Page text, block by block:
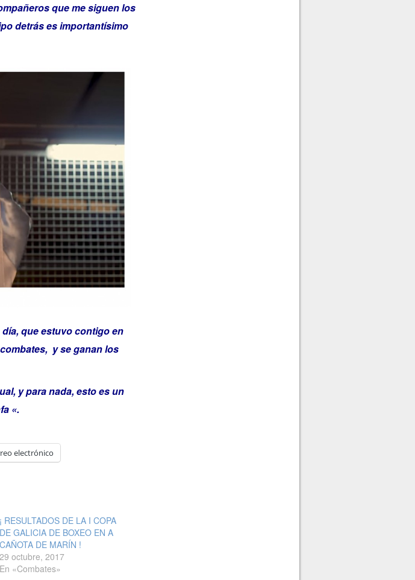
que me siguen los
detrás es importantísimo
que estuvo contigo en
y se ganan los
y para nada, esto es un
«.
electrónico
¡ RESULTADOS DE LA I COPA
DE GALICIA DE BOXEO EN A
CAÑOTA DE MARÍN !
29 octubre, 2017
En «Combates»